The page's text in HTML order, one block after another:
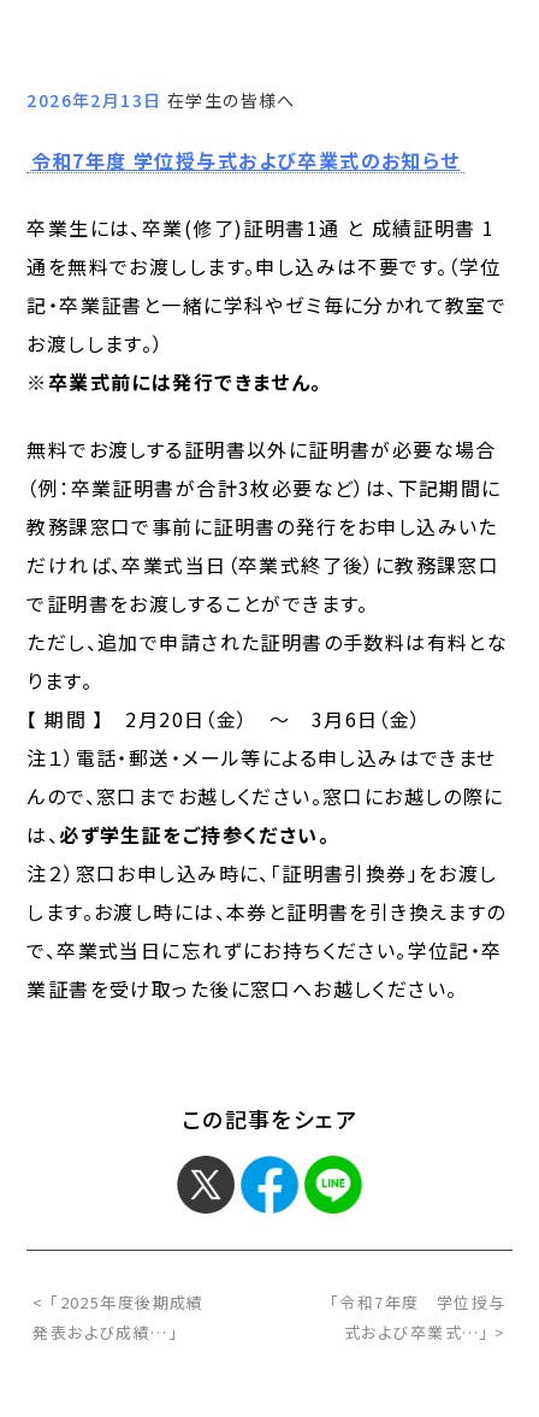
2026年2月13日 在学生の皆様へ
令和7年度 学位授与式および卒業式のお知らせ
卒業生には、卒業(修了)証明書1通 と 成績証明書 1
通を無料でお渡しします。申し込みは不要です。（学位
記・卒業証書と一緒に学科やゼミ毎に分かれて教室で
お渡しします。）
※卒業式前には発行できません。
無料でお渡しする証明書以外に証明書が必要な場合
（例：卒業証明書が合計3枚必要など）は、下記期間に
教務課窓口で事前に証明書の発行をお申し込みいた
だければ、卒業式当日（卒業式終了後）に教務課窓口
で証明書をお渡しすることができます。
ただし、追加で申請された証明書の手数料は有料とな
ります。
【 期間 】 2月20日（金） ～ 3月6日（金）
注１）電話・郵送・メール等による申し込みはできませ
んので、窓口までお越しください。窓口にお越しの際に
は、必ず学生証をご持参ください。
注２）窓口お申し込み時に、「証明書引換券」をお渡し
します。お渡し時には、本券と証明書を引き換えますの
で、卒業式当日に忘れずにお持ちください。学位記・卒
業証書を受け取った後に窓口へお越しください。
この記事をシェア
< 「2025年度後期成績
発表および成績…」
「令和7年度 学位授与
式および卒業式…」 >